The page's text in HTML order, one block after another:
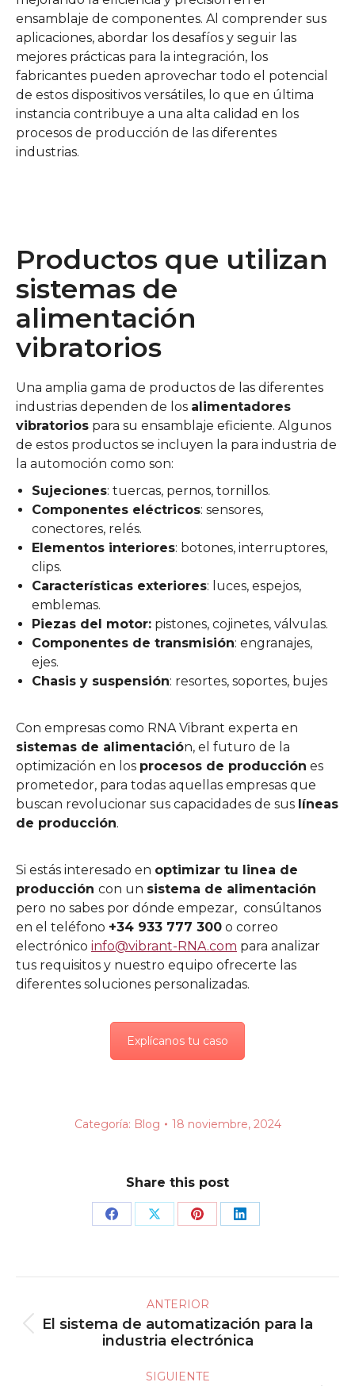
ensamblaje de componentes. Al comprender sus
aplicaciones, abordar los desafíos y seguir las
mejores prácticas para la integración, los
fabricantes pueden aprovechar todo el potencial
de estos dispositivos versátiles, lo que en última
instancia contribuye a una alta calidad en los
procesos de producción de las diferentes
industrias.
Productos que utilizan
sistemas de
alimentación
vibratorios
Una amplia gama de productos de las diferentes
industrias dependen de los alimentadores
vibratorios para su ensamblaje eficiente. Algunos
de estos productos se incluyen la para industria de
la automoción como son:
Sujeciones: tuercas, pernos, tornillos.
Componentes eléctricos: sensores,
conectores, relés.
Elementos interiores: botones, interruptores,
clips.
Características exteriores: luces, espejos,
emblemas.
Piezas del motor: pistones, cojinetes, válvulas.
Componentes de transmisión: engranajes,
ejes.
Chasis y suspensión: resortes, soportes, bujes
Con empresas como RNA Vibrant experta en
sistemas de alimentación, el futuro de la
optimización en los procesos de producción es
prometedor, para todas aquellas empresas que
buscan revolucionar sus capacidades de sus líneas
de producción.
Si estás interesado en optimizar tu linea de
producción con un sistema de alimentación
pero no sabes por dónde empezar, consúltanos
en el teléfono +34 933 777 300 o correo
electrónico info@vibrant-RNA.com para analizar
tus requisitos y nuestro equipo ofrecerte las
diferentes soluciones personalizadas.
Explícanos tu caso
Categoría: Blog 18 noviembre, 2024
Share this post
Share Share Share Share
entre
publicaciones
ANTERIOR
Publicación
anterior:
El sistema de automatización para la
industria electrónica
SIGUIENTE